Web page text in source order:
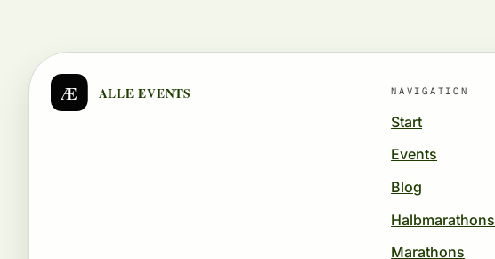
Æ ALLE EVENTS NAVIGATION
Start
Events
Blog
Halbmarathons
Marathons